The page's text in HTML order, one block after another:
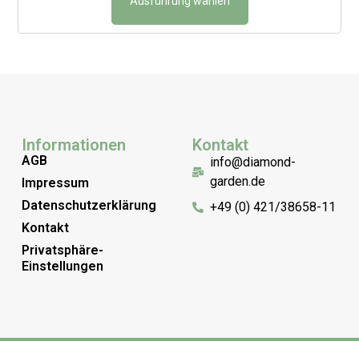
Informationen
AGB
Impressum
Datenschutzerklärung
Kontakt
Privatsphäre-
Einstellungen
Kontakt
info@diamond-
garden.de
+49 (0) 421/38658-11